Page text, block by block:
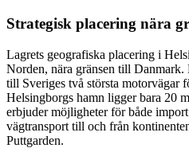
Strategisk placering nära
Lagrets geografiska placering i
Norden, nära gränsen till
till Sveriges två största motorvägar
Helsingborgs hamn ligger bara 20
erbjuder möjligheter för både
vägtransport till och från
Puttgarden.